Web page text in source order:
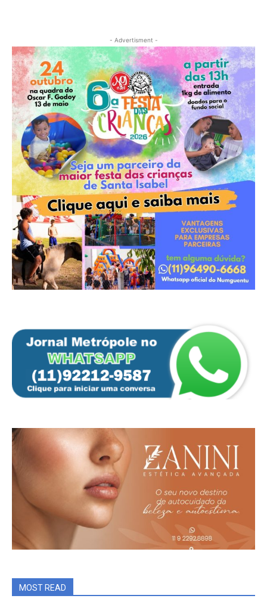
- Advertisment -
MOST READ